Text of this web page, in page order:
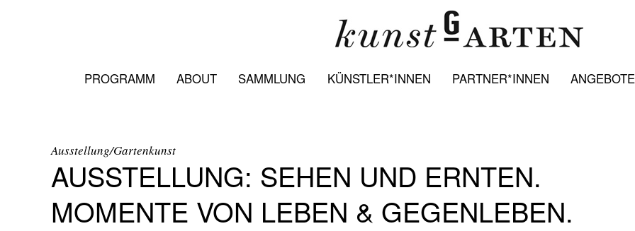
PROGRAMM ABOUT SAMMLUNG KÜNSTLER*INNEN PARTNER*INNEN
Ausstellung/Gartenkunst
AUSSTELLUNG: SEHEN UND ERNTEN.
MOMENTE VON LEBEN & GEGENLEBEN.